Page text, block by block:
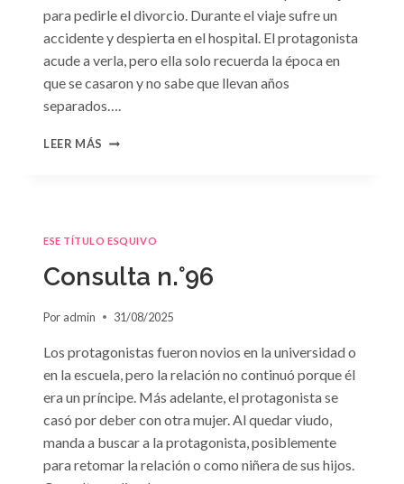
para pedirle el divorcio. Durante el viaje sufre un
accidente y despierta en el hospital. El protagonista
acude a verla, pero ella solo recuerda la época en
que se casaron y no sabe que llevan años
separados….
LEER MÁS CONSULTA
OLVIDO»
SUSAN
ESE TÍTULO ESQUIVO
Consulta n.°96
Por admin 31/08/2025
Los protagonistas fueron novios en la universidad o
en la escuela, pero la relación no continuó porque él
era un príncipe. Más adelante, el protagonista se
casó por deber con otra mujer. Al quedar viudo,
manda a buscar a la protagonista, posiblemente
para retomar la relación o como niñera de sus hijos.